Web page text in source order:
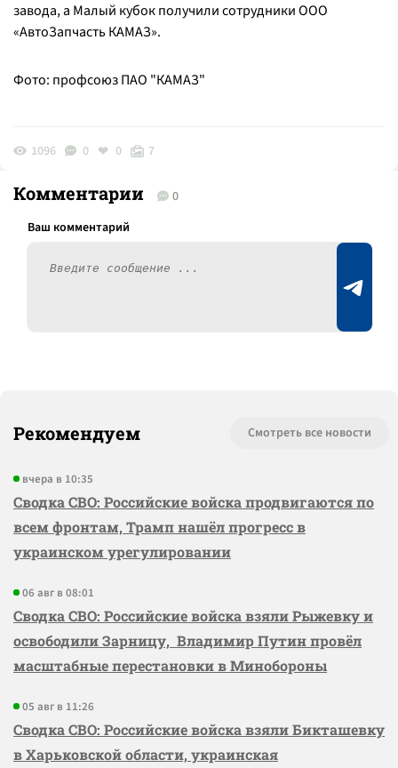
завода, а Малый кубок получили сотрудники ООО
«АвтоЗапчасть КАМАЗ».
Фото: профсоюз ПАО "КАМАЗ"
1096 0 0 7
Комментарии 0
Рекомендуем Смотреть все новости
вчера в 10:35
Сводка СВО: Российские войска продвигаются по
всем фронтам, Трамп нашёл прогресс в
украинском урегулировании
06 авг в 08:01
Сводка СВО: Российские войска взяли Рыжевку и
освободили Зарницу, Владимир Путин провёл
масштабные перестановки в Минобороны
05 авг в 11:26
Сводка СВО: Российские войска взяли Бикташевку
в Харьковской области, украинская